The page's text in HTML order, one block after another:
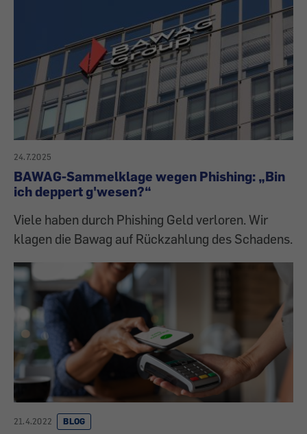
24.7.2025
BAWAG-Sammelklage wegen Phishing: „Bin
ich deppert g'wesen?“
Viele haben durch Phishing Geld verloren. Wir
klagen die Bawag auf Rückzahlung des Schadens.
21.4.2022 BLOG